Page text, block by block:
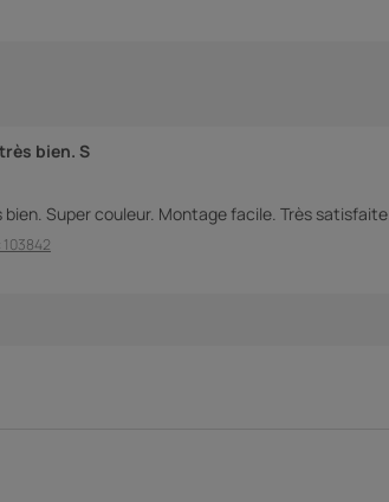
bien. S
Super couleur. Montage facile. Très satisfaite.
103842